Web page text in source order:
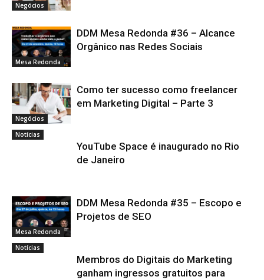
Negócios
Mesa Redonda
DDM Mesa Redonda #36 – Alcance
Orgânico nas Redes Sociais
Negócios
Como ter sucesso como freelancer
em Marketing Digital – Parte 3
Notícias
YouTube Space é inaugurado no Rio
de Janeiro
Mesa Redonda
DDM Mesa Redonda #35 – Escopo e
Projetos de SEO
Notícias
Membros do Digitais do Marketing
ganham ingressos gratuitos para